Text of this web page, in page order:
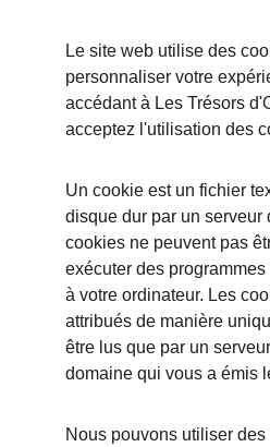
Le site web utilise des
personnaliser votre
accédant à Les Trésors
acceptez l'utilisation des
Un cookie est un fichier
disque dur par un serveur
cookies ne peuvent pas
exécuter des
à votre ordinateur. Les
attribués de manière
être lus que par un
domaine qui vous a émis
Nous pouvons utiliser